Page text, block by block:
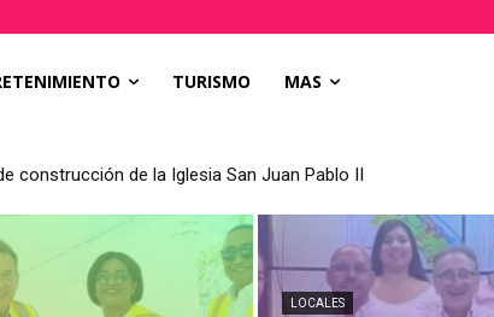
TURISMO MAS
construcción de la Iglesia San Juan Pablo II
LOCALES